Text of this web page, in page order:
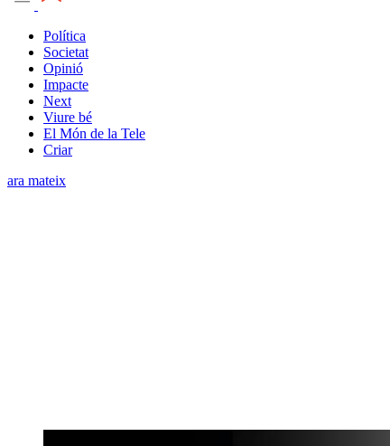
Política
Societat
Opinió
Impacte
Next
Viure bé
El Món de la Tele
Criar
ara mateix